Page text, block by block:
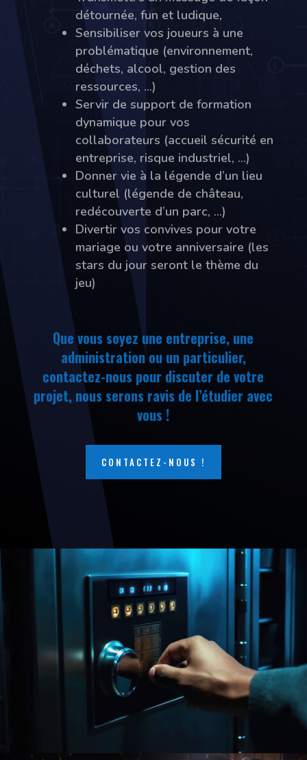
détournée, fun et ludique,
Sensibiliser vos joueurs à une
problématique (environnement,
déchets, alcool, gestion des
ressources, …)
Servir de support de formation
dynamique pour vos
collaborateurs (accueil sécurité en
entreprise, risque industriel, …)
Donner vie à la légende d’un lieu
culturel (légende de château,
redécouverte d’un parc, …)
Divertir vos convives pour votre
mariage ou votre anniversaire (les
stars du jour seront le thème du
jeu)
Que vous soyez une entreprise, une
administration ou un particulier,
contactez-nous pour discuter de votre
projet, nous serons ravis de l’étudier avec
vous !
CONTACTEZ-NOUS !